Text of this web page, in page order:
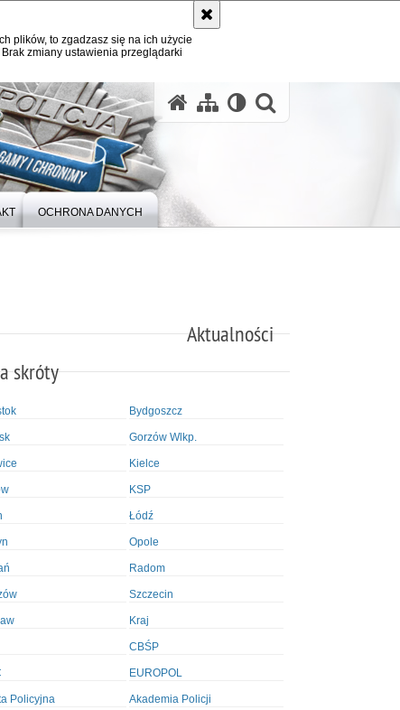
plików, to zgadzasz się na ich użycie
zmiany ustawienia przeglądarki
OCHRONA DANYCH
Aktualności
skróty
Bydgoszcz
Gorzów Wlkp.
Kielce
KSP
Łódź
Opole
Radom
Szczecin
Kraj
CBŚP
EUROPOL
Policyjna Akademia Policji